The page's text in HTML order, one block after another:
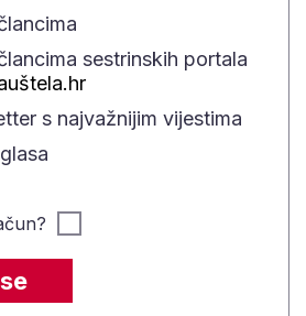
sestrinskih portala
s najvažnijim vijestima